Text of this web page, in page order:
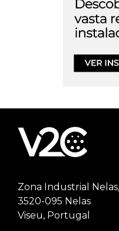
Zona Industrial Nelas,
3520-095 Nelas
Viseu, Portugal